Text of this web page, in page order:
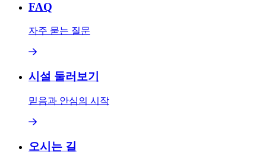
FAQ
자주 묻는 질문
시설 둘러보기
믿음과 안심의 시작
오시는 길